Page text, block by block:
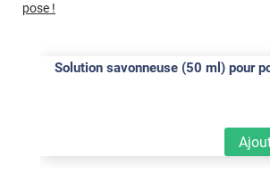
pose !
Solution savonneuse (50 ml) pour